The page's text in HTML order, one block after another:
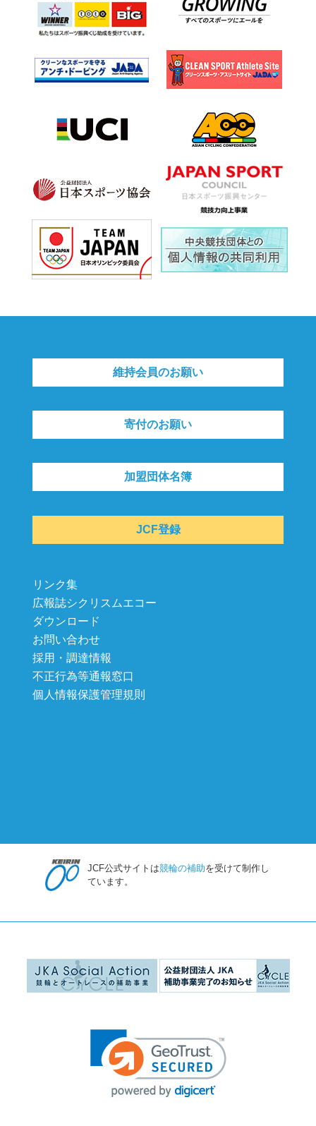
維持会員のお願い
寄付のお願い
加盟団体名簿
JCF登録
リンク集
広報誌シクリスムエコー
ダウンロード
お問い合わせ
採用・調達情報
不正行為等通報窓口
個人情報保護管理規則
JCF公式サイトは競輪の補助を受けて制作し
ています。